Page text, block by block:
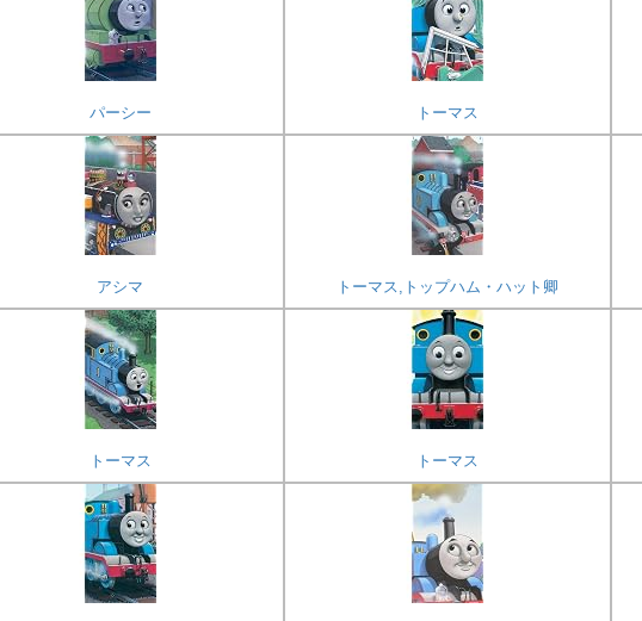
パーシー トーマス
アシマ トーマス,トップハム・ハット卿
トーマス トーマス